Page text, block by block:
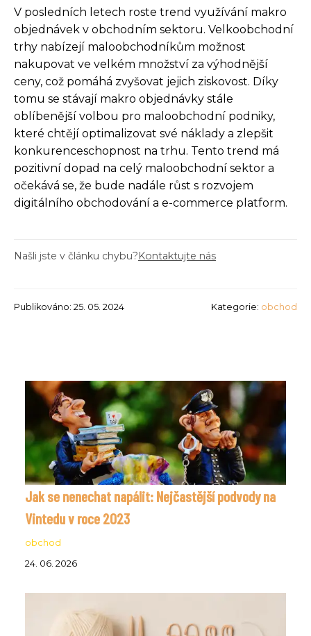
V posledních letech roste trend využívání makro
objednávek v obchodním sektoru. Velkoobchodní
trhy nabízejí maloobchodníkům možnost
nakupovat ve velkém množství za výhodnější
ceny, což pomáhá zvyšovat jejich ziskovost. Díky
tomu se stávají makro objednávky stále
oblíbenější volbou pro maloobchodní podniky,
které chtějí optimalizovat své náklady a zlepšit
konkurenceschopnost na trhu. Tento trend má
pozitivní dopad na celý maloobchodní sektor a
očekává se, že bude nadále růst s rozvojem
digitálního obchodování a e-commerce platform.
Našli jste v článku chybu?Kontaktujte nás
Publikováno: 25. 05. 2024 Kategorie: obchod
Jak se nenechat napálit: Nejčastější podvody na
Vintedu v roce 2023
obchod
24. 06. 2026